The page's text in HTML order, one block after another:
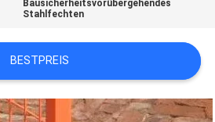
Bausicherheitsvorübergehendes
Stahlfechten
BESTPREIS